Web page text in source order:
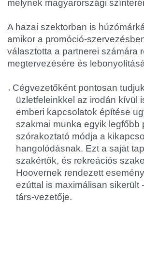
melynek magyarországi
A hazai szektorban is
amikor a promóció-
választotta a partnerei számára
megtervezésére és
Cégvezetőként pontosan
üzletfeleinkkel az irodán kívül
emberi kapcsolatok építése
szakmai munka egyik
szórakoztató módja a
hangolódásnak. Ezt a saját
szakértők, és rekreációs
Hoovernek rendezett
ezúttal is maximálisan sikerült
társ-vezetője.